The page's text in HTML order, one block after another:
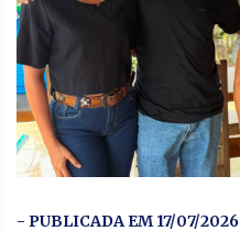
- PUBLICADA EM 17/07/2026